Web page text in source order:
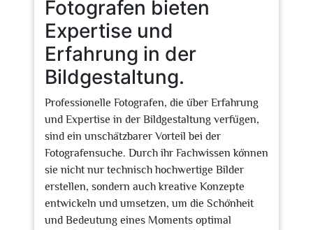
Fotografen bieten
Expertise und
Erfahrung in der
Bildgestaltung.
Professionelle Fotografen, die über Erfahrung
und Expertise in der Bildgestaltung verfügen,
sind ein unschätzbarer Vorteil bei der
Fotografensuche. Durch ihr Fachwissen können
sie nicht nur technisch hochwertige Bilder
erstellen, sondern auch kreative Konzepte
entwickeln und umsetzen, um die Schönheit
und Bedeutung eines Moments optimal